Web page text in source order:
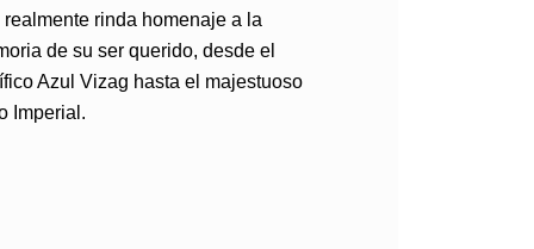
realmente rinda homenaje a la
de su ser querido, desde el
Azul Vizag hasta el majestuoso
Imperial.